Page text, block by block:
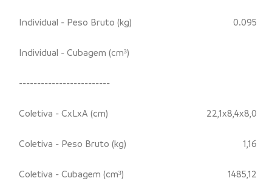
Individual - Peso Bruto (kg) 0.095
Individual - Cubagem (cm³)
-------------------------
Coletiva - CxLxA (cm) 22,1x8,4x8,0
Coletiva - Peso Bruto (kg) 1,16
Coletiva - Cubagem (cm³) 1485,12